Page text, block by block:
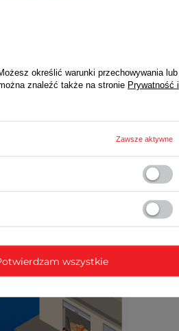
Możesz określić warunki przechowywania lub
znaleźć także na stronie Prywatność i
Zawsze aktywne
wszystkie